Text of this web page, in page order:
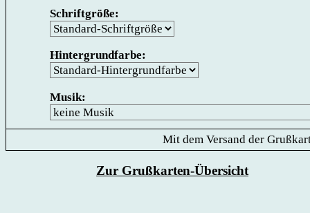
Schriftgröße:
Hintergrundfarbe:
Musik:
Mit dem Versand der
Zur Grußkarten-Übersicht